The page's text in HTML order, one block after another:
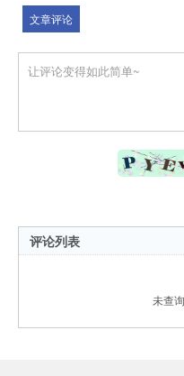
文章评论
评论列表
未查